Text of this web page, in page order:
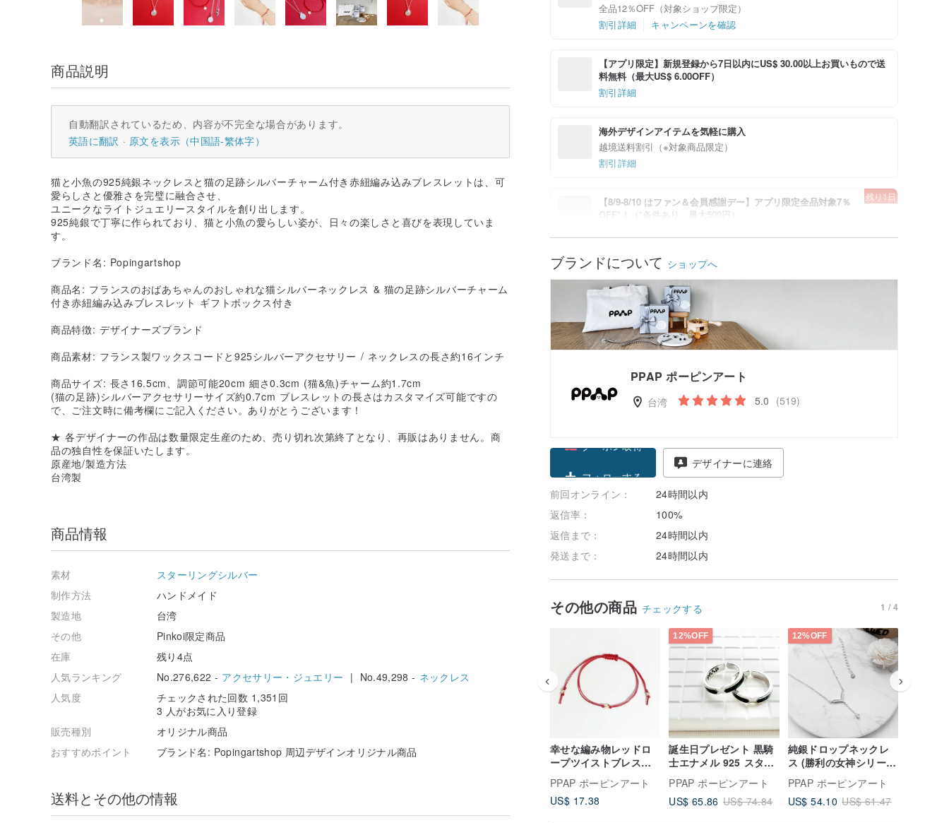
全品12％OFF（対象ショップ限定）
割引詳細
キャンペーンを確認
【アプリ限定】新規登録から7日以内にUS$ 30.00以上お買いもので送
料無料（最大US$ 6.00OFF）
割引詳細
海外デザインアイテムを気軽に購入
越境送料割引（※対象商品限定）
割引詳細
【8/9-8/10 はファン＆会員感謝デー】アプリ限定全品対象7％
OFF*！（*条件あり、最大500円）
残り1日
ブランドについて ショップへ
PPAP ポーピンアート
台湾 5.0 (519)
フォローする
デザイナーに連絡
前回オンライン：
24時間以内
返信率：
100%
返信まで：
24時間以内
発送まで：
24時間以内
その他の商品 チェックする 1 / 4
幸せな編み物レッドロ
ープツイストブレスレ
ット14Kゴールドブロン
ズフランスの祖母シリ
ーズ
PPAP ポーピンアート
US$ 17.38
12%OFF
誕生日プレゼント 黒騎
士エナメル 925 スター
リングシルバーリング
2.0
PPAP ポーピンアート
US$ 65.86 US$ 74.84
12%OFF
純銀ドロップネックレ
ス (勝利の女神シリー
ズ) – ジュエリーデザイ
ンをアップグレード
PPAP ポーピンアート
US$ 54.10 US$ 61.47
商品説明
自動翻訳されているため、内容が不完全な場合があります。
英語に翻訳
原文を表示（中国語-繁体字）
猫と小魚の925純銀ネックレスと猫の足跡シルバーチャーム付き赤紐編み込みブレスレットは、可
愛らしさと優雅さを完璧に融合させ、
ユニークなライトジュエリースタイルを創り出します。
925純銀で丁寧に作られており、猫と小魚の愛らしい姿が、日々の楽しさと喜びを表現していま
す。
ブランド名: Popingartshop
商品名: フランスのおばあちゃんのおしゃれな猫シルバーネックレス & 猫の足跡シルバーチャーム
付き赤紐編み込みブレスレット ギフトボックス付き
商品特徴: デザイナーズブランド
商品素材: フランス製ワックスコードと925シルバーアクセサリー / ネックレスの長さ約16インチ
商品サイズ: 長さ16.5cm、調節可能20cm 細さ0.3cm (猫&魚)チャーム約1.7cm
(猫の足跡)シルバーアクセサリーサイズ約0.7cm ブレスレットの長さはカスタマイズ可能ですの
で、ご注文時に備考欄にご記入ください。ありがとうございます！
★ 各デザイナーの作品は数量限定生産のため、売り切れ次第終了となり、再販はありません。商
品の独自性を保証いたします。
原産地/製造方法
台湾製
商品情報
素材
スターリングシルバー
制作方法
ハンドメイド
製造地
台湾
その他
Pinkoi限定商品
在庫
残り4点
人気ランキング
No.276,622 - アクセサリー・ジュエリー | No.49,298 - ネックレス
人気度
チェックされた回数 1,351回
3 人がお気に入り登録
販売種別
オリジナル商品
おすすめポイント
ブランド名: Popingartshop 周辺デザインオリジナル商品
送料とその他の情報